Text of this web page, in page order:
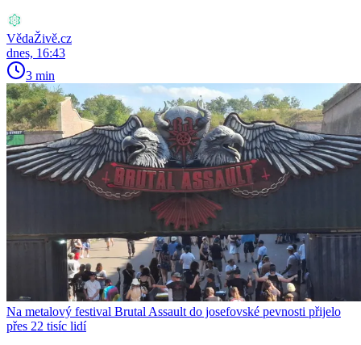
VědaŽivě.cz
dnes, 16:43
3 min
Na metalový festival Brutal Assault do josefovské pevnosti přijelo
přes 22 tisíc lidí